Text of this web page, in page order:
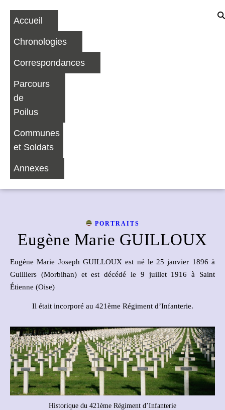
Accueil
Chronologies
Correspondances
Parcours
de
Poilus
Communes
et Soldats
Annexes
PORTRAITS
Eugène Marie GUILLOUX
Eugène Marie Joseph GUILLOUX est né le 25 janvier 1896 à
Guilliers (Morbihan) et est décédé le 9 juillet 1916 à Saint
Étienne (Oise)
Il était incorporé au 421ème Régiment d’Infanterie.
Historique du 421ème Régiment d’Infanterie